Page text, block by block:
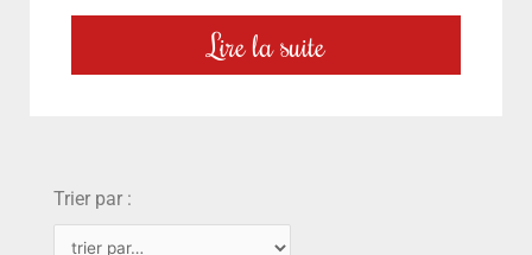
Lire la suite
Trier par :